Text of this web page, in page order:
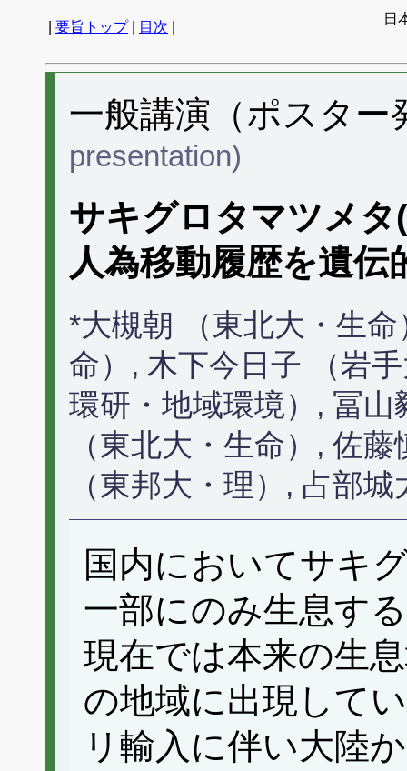
要旨トップ| 目次
日
一般講演（ポスタ
presentation)
サキグロタマツメタ(
人為移動履歴を遺伝
*大槻朝 （東北大・生
命）, 木下今日子 （岩
環研・地域環境）, 冨
（東北大・生命）, 佐
（東邦大・理）, 占部
国内においてサキ
一部にのみ生息す
現在では本来の生
の地域に出現して
リ輸入に伴い大陸